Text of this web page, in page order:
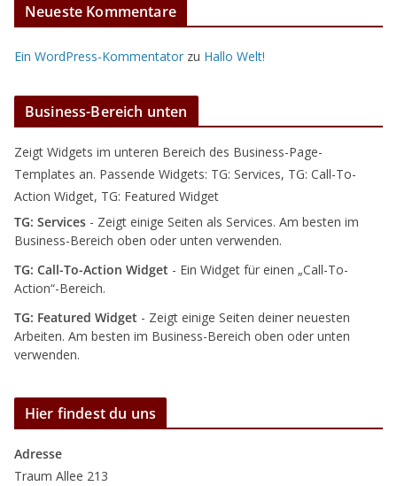
Neueste Kommentare
Ein WordPress-Kommentator zu Hallo Welt!
Business-Bereich unten
Zeigt Widgets im unteren Bereich des Business-Page-
Templates an. Passende Widgets: TG: Services, TG: Call-To-
Action Widget, TG: Featured Widget
TG: Services - Zeigt einige Seiten als Services. Am besten im
Business-Bereich oben oder unten verwenden.
TG: Call-To-Action Widget - Ein Widget für einen „Call-To-
Action“-Bereich.
TG: Featured Widget - Zeigt einige Seiten deiner neuesten
Arbeiten. Am besten im Business-Bereich oben oder unten
verwenden.
Hier findest du uns
Adresse
Traum Allee 213